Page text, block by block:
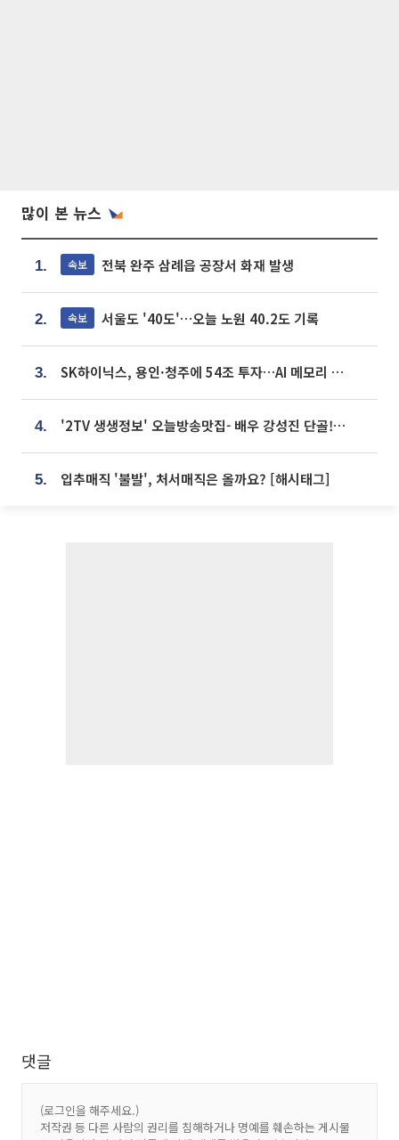
많이 본 뉴스
1. 속보 전북 완주 삼례읍 공장서 화재 발생
2. 속보 서울도 '40도'…오늘 노원 40.2도 기록
3. SK하이닉스, 용인·청주에 54조 투자…AI 메모리 생산기지 키운다
4. '2TV 생생정보' 오늘방송맛집- 배우 강성진 단골! 쌀국수ㆍ푸팟퐁 커리 맛집 '블○○○'
5. 입추매직 '불발', 처서매직은 올까요? [해시태그]
댓글